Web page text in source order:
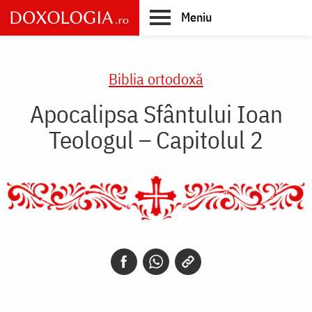
Skip
to
main
Meniu
Biblia ortodoxă
Apocalipsa Sfântului Ioan
Teologul – Capitolul 2